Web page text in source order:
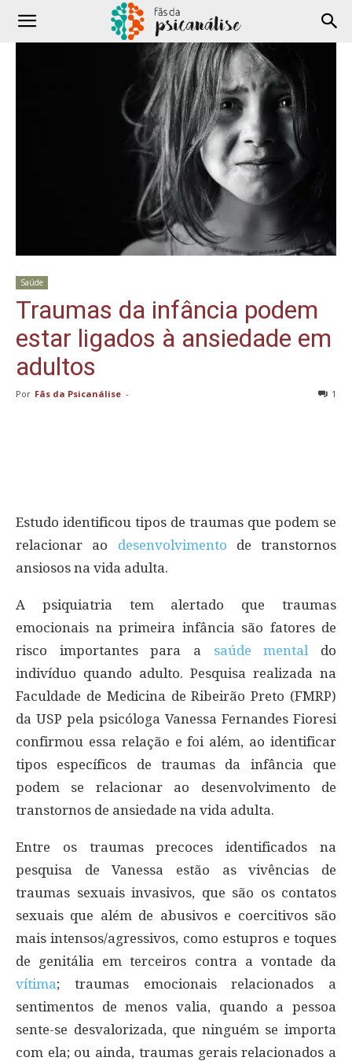
Saúde
Traumas da infância podem
estar ligados à ansiedade em
adultos
Por Fãs da Psicanálise - 1
Estudo identificou tipos de traumas que podem se
relacionar ao desenvolvimento de transtornos
ansiosos na vida adulta.
A psiquiatria tem alertado que traumas
emocionais na primeira infância são fatores de
risco importantes para a saúde mental do
indivíduo quando adulto. Pesquisa realizada na
Faculdade de Medicina de Ribeirão Preto (FMRP)
da USP pela psicóloga Vanessa Fernandes Fioresi
confirmou essa relação e foi além, ao identificar
tipos específicos de traumas da infância que
podem se relacionar ao desenvolvimento de
transtornos de ansiedade na vida adulta.
Entre os traumas precoces identificados na
pesquisa de Vanessa estão as vivências de
traumas sexuais invasivos, que são os contatos
sexuais que além de abusivos e coercitivos são
mais intensos/agressivos, como estupros e toques
de genitália em terceiros contra a vontade da
vítima; traumas emocionais relacionados a
sentimentos de menos valia, quando a pessoa
sente-se desvalorizada, que ninguém se importa
com ela; ou ainda, traumas gerais relacionados a